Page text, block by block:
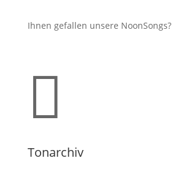
Ihnen gefallen unsere NoonSongs?

Tonarchiv